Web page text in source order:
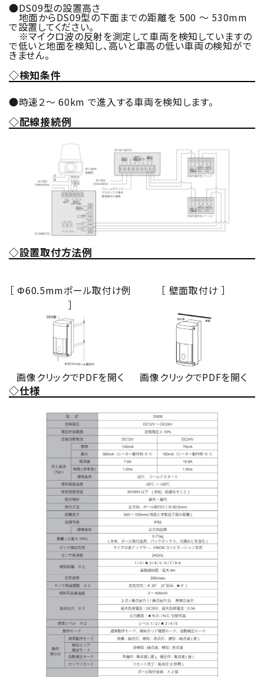
●DS09型の設置高さ
地面からDS09型の下面までの距離を 500 ～ 530mm
で設置してください。
※マイクロ波の反射を測定して車両を検知していますの
で低いと地面を検知し、高いと車高の低い車両の検知がで
きません。
◇検知条件
●時速２～ 60km で進入する車両を検知します。
◇配線接続例
◇設置取付方法例
［ Φ60.5mmポール取付け例
］
［ 壁面取付け ］
画像クリックでPDFを開く 画像クリックでPDFを開く
◇仕様